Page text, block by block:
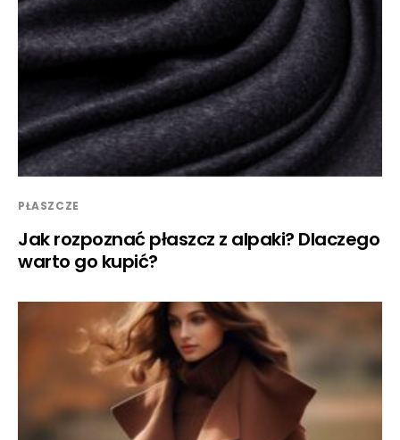
PŁASZCZE
Jak rozpoznać płaszcz z alpaki? Dlaczego
warto go kupić?